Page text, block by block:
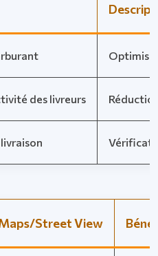
des livreurs
Street View